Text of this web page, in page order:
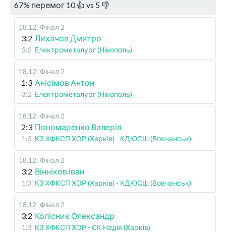
67% перемог 10👍 vs 5 👎
18.12. Фінал 2
3:2 Лихачов Дмитро
3:2 Електрометалург (Нікополь)
18.12. Фінал 2
1:3 Анісімов Антон
3:2 Електрометалург (Нікополь)
18.12. Фінал 2
2:3 Пономаренко Валерія
1:3 КЗ ХФКСП ХОР (Харків) - КДЮСШ (Вовчанськ)
18.12. Фінал 2
3:2 Вінніков Іван
1:3 КЗ ХФКСП ХОР (Харків) - КДЮСШ (Вовчанськ)
18.12. Фінал 2
3:2 Колісник Олександр
1:3 КЗ ХФКСП ХОР - СК Надія (Харків)